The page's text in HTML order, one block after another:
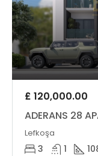
£ 120,000.00
ADERANS 28
Lefkoşa
3 1